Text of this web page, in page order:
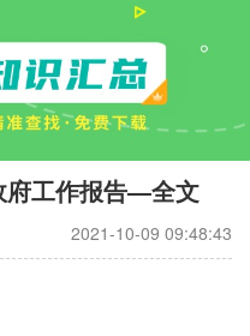
府工作报告—全文
2021-10-09 09:48:43